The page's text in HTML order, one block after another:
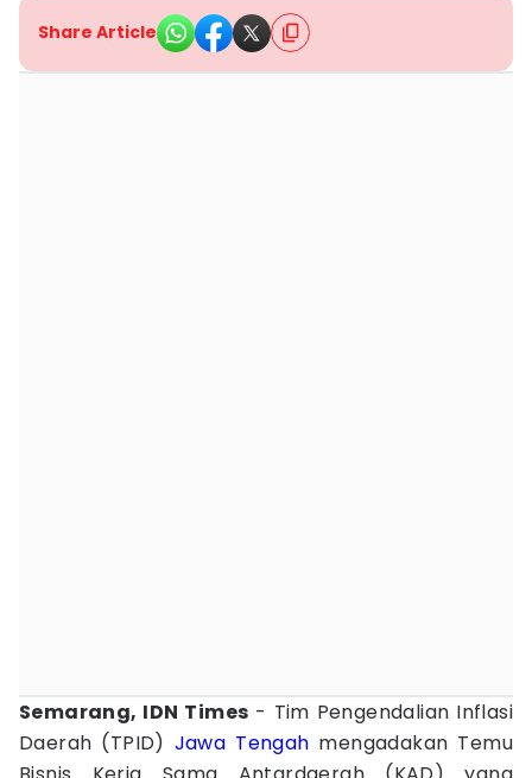
Share Article
Semarang, IDN Times - Tim Pengendalian Inflasi
Daerah (TPID) Jawa Tengah mengadakan Temu